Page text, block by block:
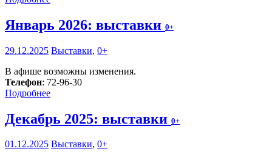
Январь 2026: выставки 0+
29.12.2025 Выставки, 0+
В афише возможны изменения.
Телефон: 72-96-30
Подробнее
Декабрь 2025: выставки 0+
01.12.2025 Выставки, 0+